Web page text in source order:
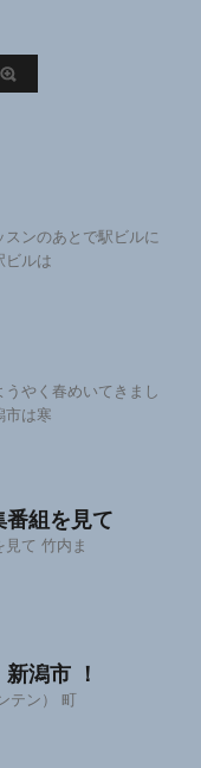
ンのあとで駅ビルに
ビルは
やく春めいてきまし
市は寒
番組を見て
て 竹内ま
潟市 ！
テン） 町